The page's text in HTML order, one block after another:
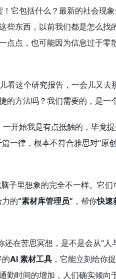
它包括什么？最新的社会现
东西，以前我们都是怎么
点，也可能因为信息过于
看这个研究报告，一会儿又
的方法吗？我们需要的，是一
一开始我是有点抵触的，毕竟提
一律，根本不符合雅思对“原
脑子里想象的完全不一样。它
的“素材库管理员” ，帮你快速
在苦思冥想，是不是会从“
AI 素材工具 ，它能立刻给你
时间的增加，人们确实倾向